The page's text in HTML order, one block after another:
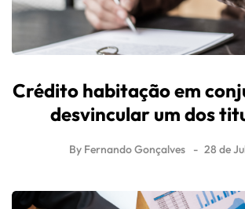
Crédito habitação em
desvincular um dos
By Fernando Gonçalves 28 de